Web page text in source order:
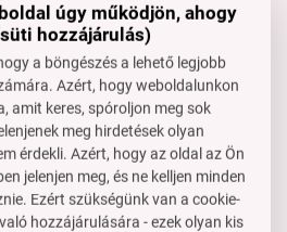
a kapcsolatot
ha segítségre van
szükséged.
+3614451772
H–P: 8-15 óra
úgy működjön, ahogy
hozzájárulás)
a böngészés a lehető legjobb
Azért, hogy weboldalunkon
amit keres, spóroljon meg sok
meg hirdetések olyan
érdekli. Azért, hogy az oldal az Ön
jelenjen meg, és ne kelljen minden
Ezért szükségünk van a cookie-
hozzájárulására - ezek olyan kis